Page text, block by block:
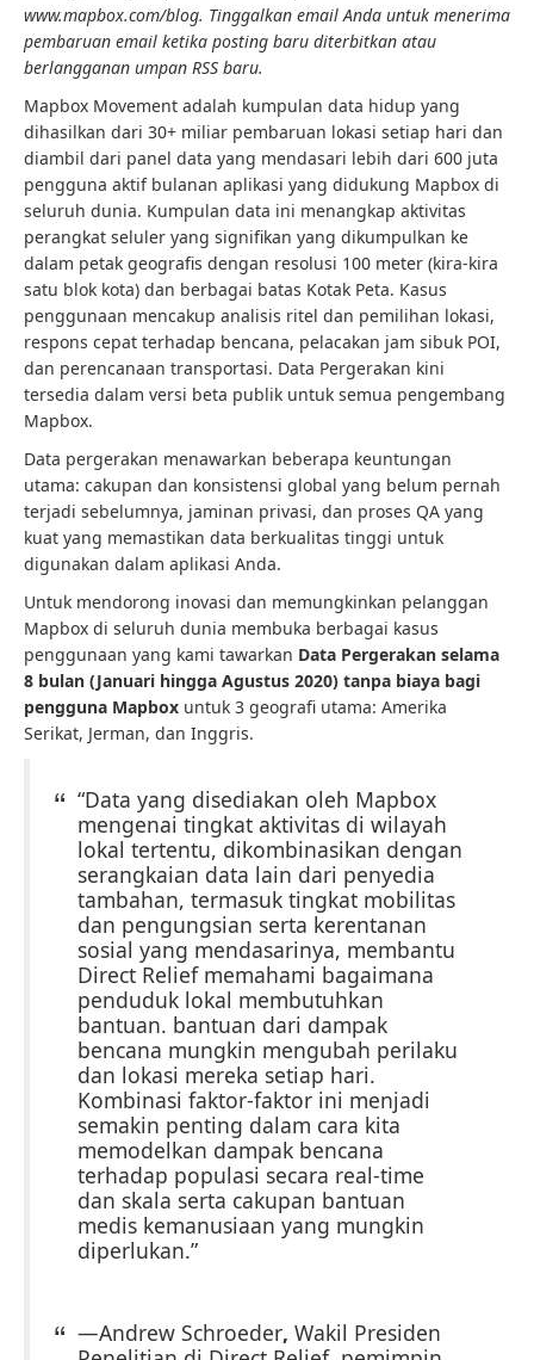
www.mapbox.com/blog. Tinggalkan email Anda untuk menerima
pembaruan email ketika posting baru diterbitkan atau
berlangganan umpan RSS baru.
Mapbox Movement adalah kumpulan data hidup yang
dihasilkan dari 30+ miliar pembaruan lokasi setiap hari dan
diambil dari panel data yang mendasari lebih dari 600 juta
pengguna aktif bulanan aplikasi yang didukung Mapbox di
seluruh dunia. Kumpulan data ini menangkap aktivitas
perangkat seluler yang signifikan yang dikumpulkan ke
dalam petak geografis dengan resolusi 100 meter (kira-kira
satu blok kota) dan berbagai batas Kotak Peta. Kasus
penggunaan mencakup analisis ritel dan pemilihan lokasi,
respons cepat terhadap bencana, pelacakan jam sibuk POI,
dan perencanaan transportasi. Data Pergerakan kini
tersedia dalam versi beta publik untuk semua pengembang
Mapbox.
Data pergerakan menawarkan beberapa keuntungan
utama: cakupan dan konsistensi global yang belum pernah
terjadi sebelumnya, jaminan privasi, dan proses QA yang
kuat yang memastikan data berkualitas tinggi untuk
digunakan dalam aplikasi Anda.
Untuk mendorong inovasi dan memungkinkan pelanggan
Mapbox di seluruh dunia membuka berbagai kasus
penggunaan yang kami tawarkan Data Pergerakan selama
8 bulan (Januari hingga Agustus 2020) tanpa biaya bagi
pengguna Mapbox untuk 3 geografi utama: Amerika
Serikat, Jerman, dan Inggris.
“Data yang disediakan oleh Mapbox
mengenai tingkat aktivitas di wilayah
lokal tertentu, dikombinasikan dengan
serangkaian data lain dari penyedia
tambahan, termasuk tingkat mobilitas
dan pengungsian serta kerentanan
sosial yang mendasarinya, membantu
Direct Relief memahami bagaimana
penduduk lokal membutuhkan
bantuan. bantuan dari dampak
bencana mungkin mengubah perilaku
dan lokasi mereka setiap hari.
Kombinasi faktor-faktor ini menjadi
semakin penting dalam cara kita
memodelkan dampak bencana
terhadap populasi secara real-time
dan skala serta cakupan bantuan
medis kemanusiaan yang mungkin
diperlukan.”
—Andrew Schroeder, Wakil Presiden